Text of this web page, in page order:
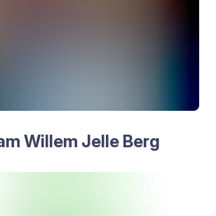
Wil­lem Jelle Berg